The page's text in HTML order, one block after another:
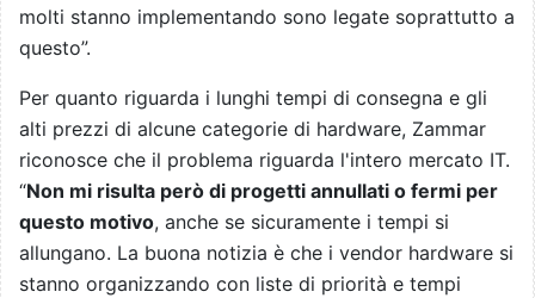
molti stanno implementando sono legate soprattutto a
questo”.
Per quanto riguarda i lunghi tempi di consegna e gli
alti prezzi di alcune categorie di hardware, Zammar
riconosce che il problema riguarda l'intero mercato IT.
“Non mi risulta però di progetti annullati o fermi per
questo motivo, anche se sicuramente i tempi si
allungano. La buona notizia è che i vendor hardware si
stanno organizzando con liste di priorità e tempi